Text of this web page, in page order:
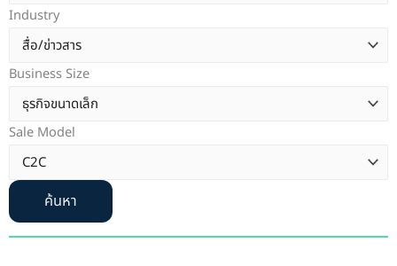
Industry
Business Size
Sale Model
ค้นหา